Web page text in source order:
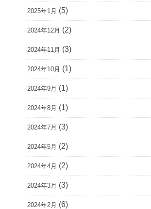
2025年1月 (5)
2024年12月 (2)
2024年11月 (3)
2024年10月 (1)
2024年9月 (1)
2024年8月 (1)
2024年7月 (3)
2024年5月 (2)
2024年4月 (2)
2024年3月 (3)
2024年2月 (6)